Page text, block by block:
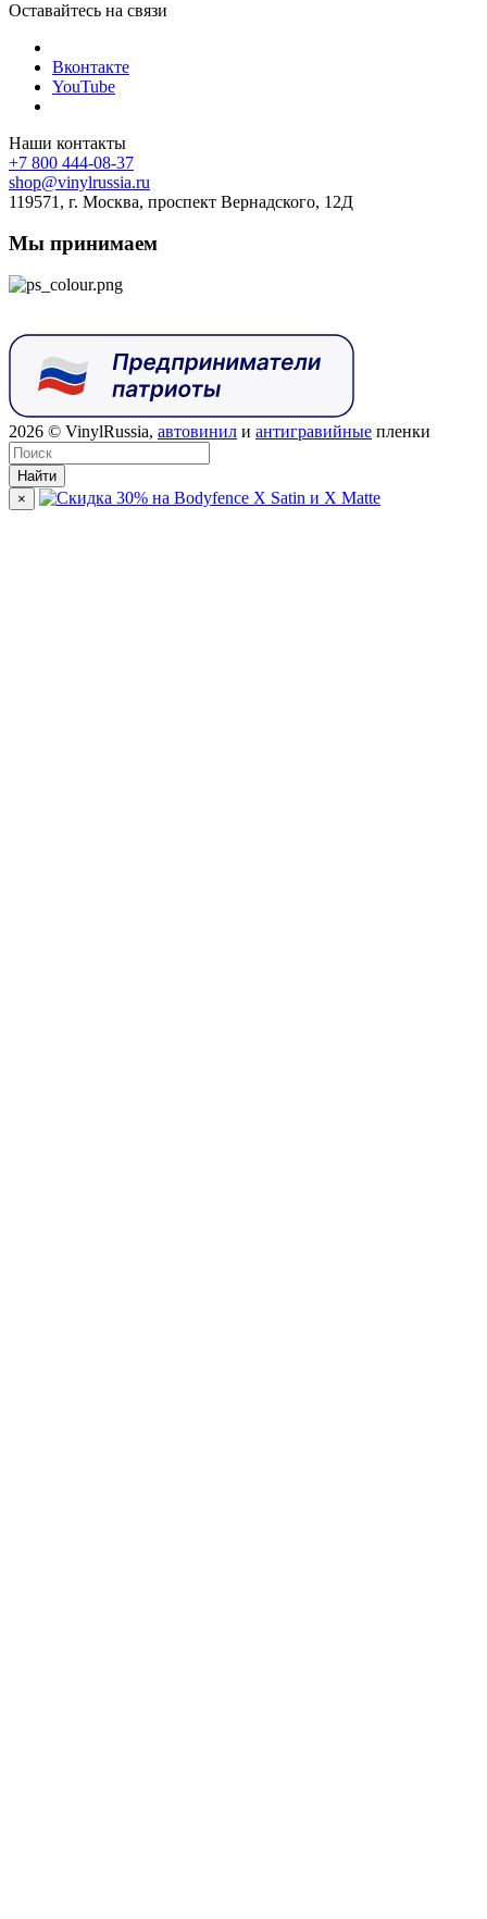
Оставайтесь на связи
Вконтакте
YouTube
Наши контакты
+7 800 444-08-37
shop@vinylrussia.ru
119571, г. Москва, проспект Вернадского, 12Д
Мы принимаем
2026 © VinylRussia, автовинил и антигравийные пленки
Найти
×